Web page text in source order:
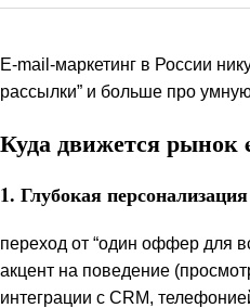
E-mail-маркетинг в России
рассылки” и больше про
Куда движется рынок
1. Глубокая
переход от “один оффер для
акцент на поведение
интеграции с CRM,